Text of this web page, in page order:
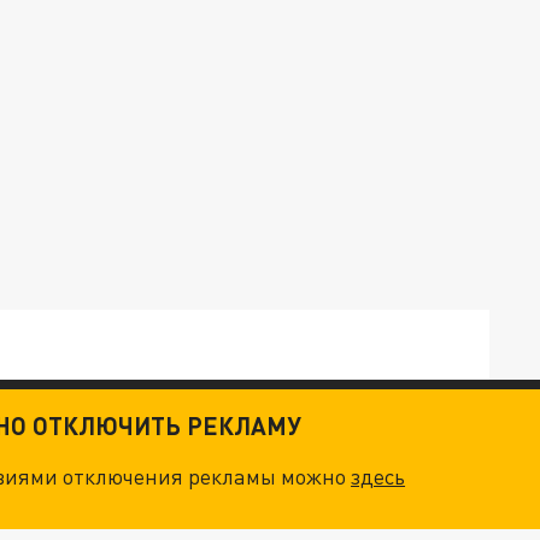
КАК УНИЧТОЖИТЬ STARLINK
ОТКЛЮЧИТЬ РЕКЛАМУ
отключения рекламы можноздесь